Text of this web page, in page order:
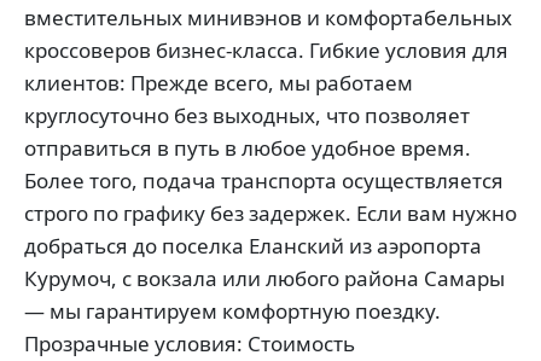
вместительных минивэнов и комфортабельных
кроссоверов бизнес-класса. Гибкие условия для
клиентов: Прежде всего, мы работаем
круглосуточно без выходных, что позволяет
отправиться в путь в любое удобное время.
Более того, подача транспорта осуществляется
строго по графику без задержек. Если вам нужно
добраться до поселка Еланский из аэропорта
Курумоч, с вокзала или любого района Самары
— мы гарантируем комфортную поездку.
Прозрачные условия: Стоимость